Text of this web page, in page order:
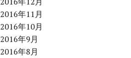
2016年11月
2016年10月
2016年9月
2016年8月